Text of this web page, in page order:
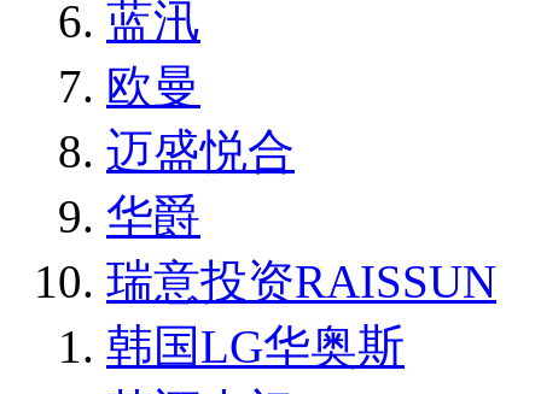
蓝汛
欧曼
迈盛悦合
华爵
瑞意投资RAISSUN
韩国LG华奥斯